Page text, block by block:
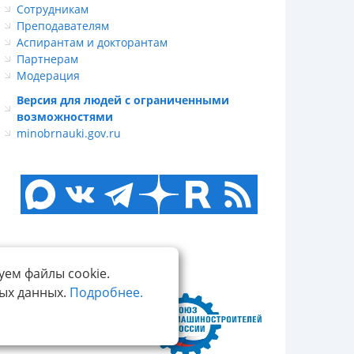
файлы cookie.
данных. Подробнее.
Сотрудникам
Преподавателям
Аспирантам и докторантам
Партнерам
Модерация
Версия для людей с ограниченными
возможностями
minobrnauki.gov.ru